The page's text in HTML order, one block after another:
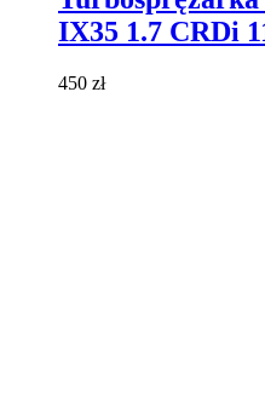
wiele
wariantów.
IX35 1.7 CRDi
450 zł